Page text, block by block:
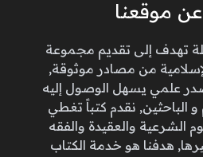
موقعنا
تهدف إلى تقديم مجموعة
من مصادر موثوقة,
علمي يسهل الوصول إليه
الباحثين, نقدم كتباً تغطي
الشرعية والعقيدة والفقه
هدفنا هو خدمة الكتاب